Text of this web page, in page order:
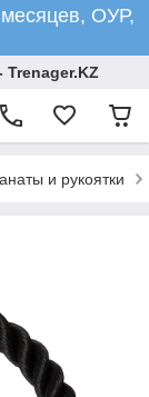
ОУР,
и рукоятки